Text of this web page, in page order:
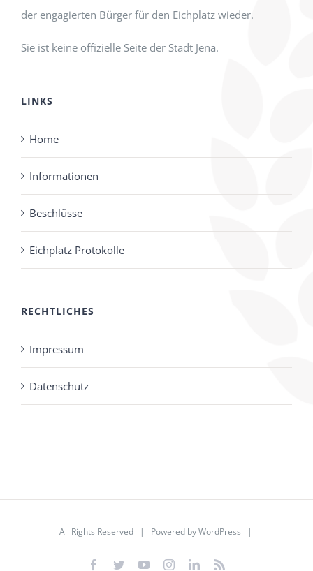
der engagierten Bürger für den Eichplatz wieder.
Sie ist keine offizielle Seite der Stadt Jena.
LINKS
Home
Informationen
Beschlüsse
Eichplatz Protokolle
RECHTLICHES
Impressum
Datenschutz
All Rights Reserved | Powered byWordPress |
Facebook
TwitterYouTubeInstagramLinkedIn